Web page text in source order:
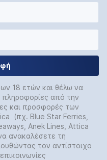
18 ετών και θέλω να
πληροφορίες από την
και προσφορές των
(πχ. Blue Star Ferries,
Anek Lines, Attica
ανακαλέσετε τη
τον αντίστοιχο